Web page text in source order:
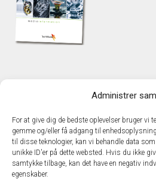
Administrer
For at give dig de bedste oplevelser bruger vi
gemme og/eller få adgang til
til disse teknologier, kan vi behandle data
unikke ID'er på dette websted. Hvis du ikke
samtykke tilbage, kan det have en negativ
egenskaber.
TechMedia
DK - 2600
Telefon: +45 43
E-mail: